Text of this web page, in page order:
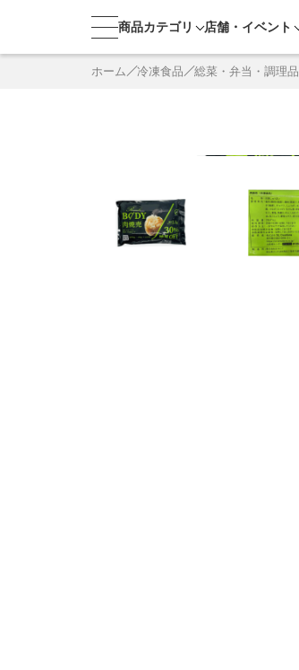
商品カテゴリ 店舗・ イベント
ホーム 冷凍食品 総菜・弁当・調理品